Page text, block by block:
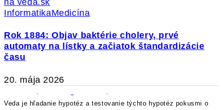
InformatikaMedicína
Rok 1884: Objav baktérie cholery, prvé
automaty na lístky a začiatok štandardizácie
času
20. mája 2026
Veda je hľadanie hypotéz a testovanie týchto hypotéz pokusmi o